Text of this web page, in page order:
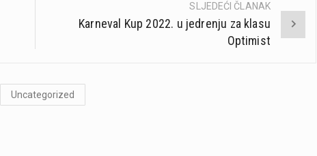
SLJEDEĆI ČLANAK
Karneval Kup 2022. u jedrenju za klasu
Optimist
Uncategorized